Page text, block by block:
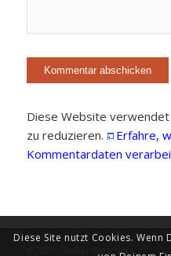
Diese Website verwendet
zu reduzieren.
Erfahre,
Kommentardaten
© 2025 - Rainer Böttchers
Diese Site nutzt Cookies. Wenn